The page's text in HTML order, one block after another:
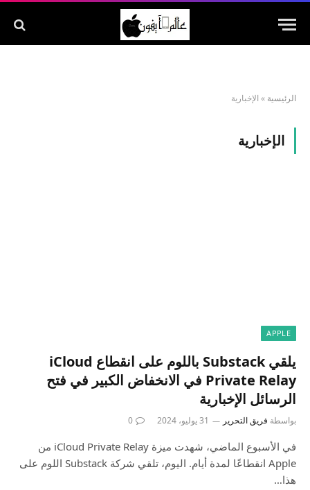
الرئيسية » الإخبارية
الإخبارية
APPLE
يلقي Substack باللوم على انقطاع iCloud
Private Relay في الانخفاض الكبير في فتح
الرسائل الإخبارية
بواسطة فريق التحرير 31 يوليو، 2024 0
في الأسبوع الماضي، شهدت ميزة iCloud Private Relay من
Apple انقطاعًا لمدة أيام. اليوم، تلقي شركة Substack اللوم على
هذا…